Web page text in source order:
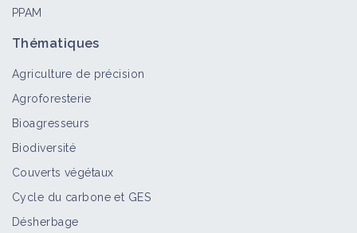
PPAM
Thématiques
Agriculture de précision
Agroforesterie
Bioagresseurs
Biodiversité
Couverts végétaux
Cycle du carbone et GES
Désherbage